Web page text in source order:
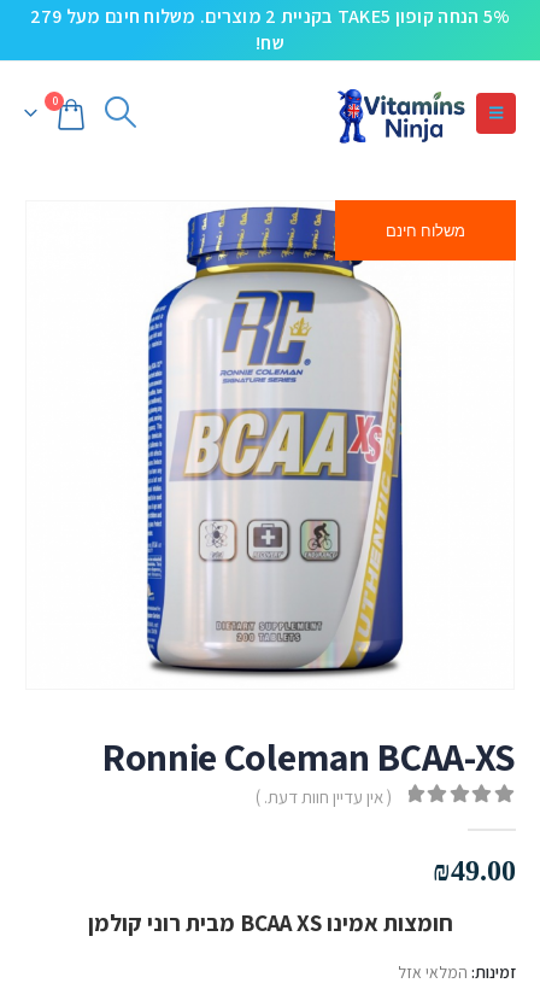
5% הנחה קופון TAKE5 בקניית 2 מוצרים. משלוח חינם מעל 279
שח!
0
משלוח חינם
Ronnie Coleman BCAA-XS
( אין עדיין חוות דעת. )
₪49.00
חומצות אמינו BCAA XS מבית רוני קולמן
זמינות: המלאי אזל